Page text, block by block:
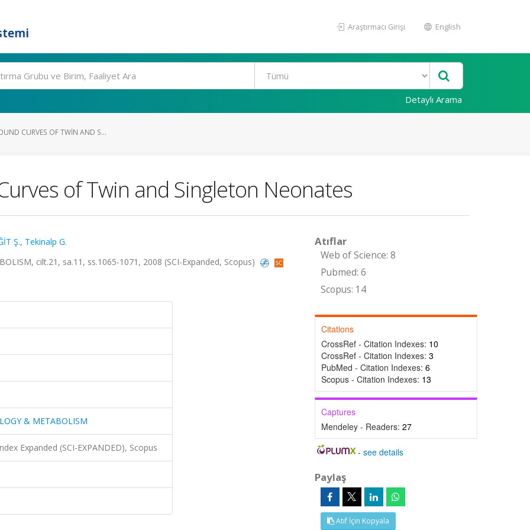
Araştırmacı Girişi English
Detaylı Arama
CURVES OF TWIN AND S...
of Twin and Singleton Neonates
Ş., Tekinalp G.
cilt.21, sa.11, ss.1065-1071, 2008 (SCI-Expanded, Scopus)
& METABOLISM
Expanded (SCI-EXPANDED), Scopus
Atıflar
Web of Science: 8
Pubmed: 6
Scopus: 14
Citations
CrossRef - Citation Indexes: 10
CrossRef - Citation Indexes: 3
PubMed - Citation Indexes: 6
Scopus - Citation Indexes: 13
Captures
Mendeley - Readers: 27
-see details
Paylaş
Atıf İçin Kopyala